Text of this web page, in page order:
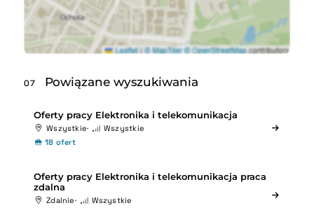
07 Powiązane wyszukiwania
Oferty pracy Elektronika i telekomunikacja
Wszystkie
Wszystkie
18 ofert
Oferty pracy Elektronika i telekomunikacja praca
zdalna
Zdalnie
Wszystkie